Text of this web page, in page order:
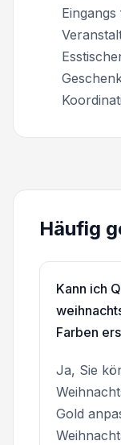
Häufig
Kann ich
Farben
Ja, Sie
Gold